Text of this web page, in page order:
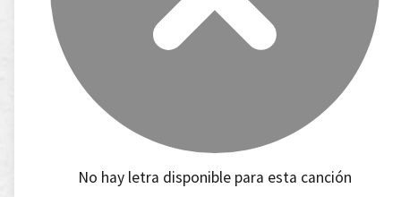
No hay letra disponible para esta canción